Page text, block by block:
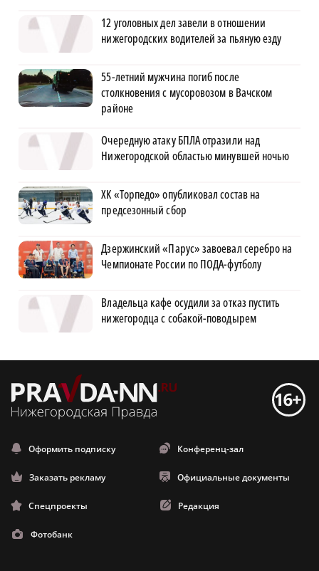
12 уголовных дел завели в отношении
нижегородских водителей за пьяную езду
55-летний мужчина погиб после
столкновения с мусоровозом в Вачском
районе
Очередную атаку БПЛА отразили над
Нижегородской областью минувшей ночью
ХК «Торпедо» опубликовал состав на
предсезонный сбор
Дзержинский «Парус» завоевал серебро на
Чемпионате России по ПОДА-футболу
Владельца кафе осудили за отказ пустить
нижегородца с собакой-поводырем
Оформить подписку Конференц-зал
Заказать рекламу Официальные документы
Спецпроекты Редакция
Фотобанк